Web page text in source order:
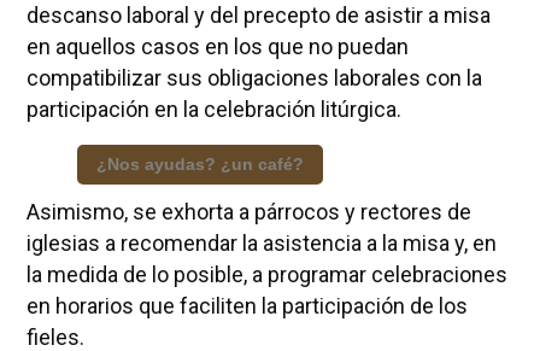
descanso laboral y del precepto de asistir a misa
en aquellos casos en los que no puedan
compatibilizar sus obligaciones laborales con la
participación en la celebración litúrgica.
¿Nos ayudas? ¿un café?
Asimismo, se exhorta a párrocos y rectores de
iglesias a recomendar la asistencia a la misa y, en
la medida de lo posible, a programar celebraciones
en horarios que faciliten la participación de los
fieles.